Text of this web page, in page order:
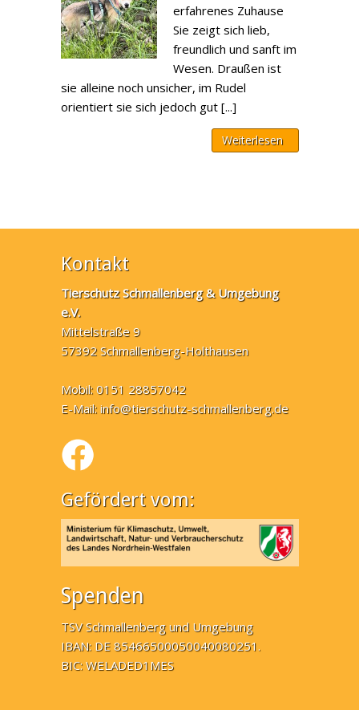
erfahrenes Zuhause
Sie zeigt sich lieb,
freundlich und sanft im
Wesen. Draußen ist
sie alleine noch unsicher, im Rudel
orientiert sie sich jedoch gut [...]
Weiterlesen
Kontakt
Tierschutz Schmallenberg & Umgebung
e.V.
Mittelstraße 9
57392 Schmallenberg-Holthausen
Mobil: 0151 28857042
E-Mail:info@tierschutz-schmallenberg.de
Gefördert vom:
Spenden
TSV Schmallenberg und Umgebung
IBAN: DE 85466500050040080251.
BIC: WELADED1MES